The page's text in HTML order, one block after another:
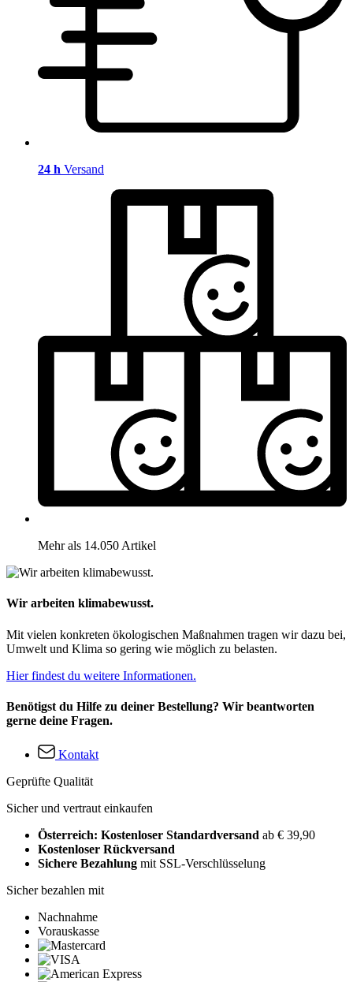
24 h Versand
Mehr als 14.050 Artikel
Wir arbeiten klimabewusst.
Mit vielen konkreten ökologischen Maßnahmen tragen wir dazu bei,
Umwelt und Klima so gering wie möglich zu belasten.
Hier findest du weitere Informationen.
Benötigst du Hilfe zu deiner Bestellung? Wir beantworten
gerne deine Fragen.
Kontakt
Geprüfte Qualität
Sicher und vertraut einkaufen
Österreich: Kostenloser Standardversand ab € 39,90
Kostenloser Rückversand
Sichere Bezahlung mit SSL-Verschlüsselung
Sicher bezahlen mit
Nachnahme
Vorauskasse